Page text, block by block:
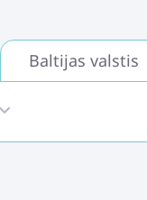
Baltijas valstis